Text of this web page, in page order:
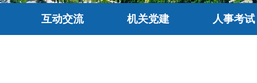
互动交流 机关党建 人事考试